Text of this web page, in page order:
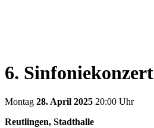
6. Sinfoniekonzert
Montag 28. April 2025 20:00 Uhr
Reutlingen, Stadthalle